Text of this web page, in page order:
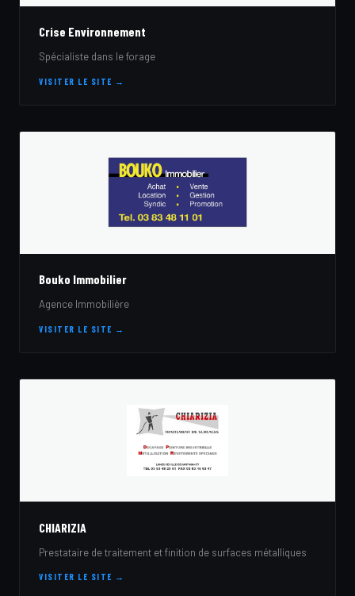
Crise Environnement
Spécialiste dans le forage
VISITER LE SITE →
Bouko Immobilier
Agence Immobilière
VISITER LE SITE →
CHIARIZIA
Prestataire de traitement et finition de surfaces métalliques
VISITER LE SITE →